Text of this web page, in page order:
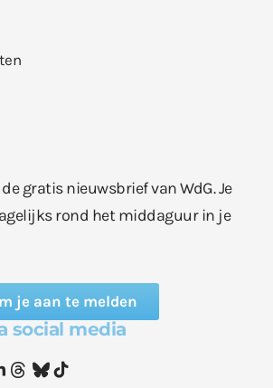
gratis nieuwsbrief van WdG. Je
rond het middaguur in je
je aan te melden
social media